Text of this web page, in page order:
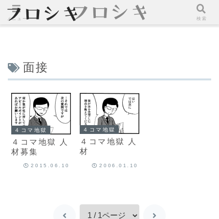
面接
４コマ地獄
４コマ地獄 人
材募集
2015.06.10
４コマ地獄
４コマ地獄 人
材
2006.01.10
メニュー 検索